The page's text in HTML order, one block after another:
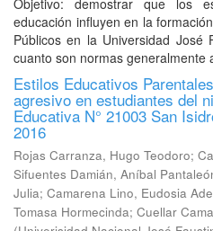
Objetivo: demostrar que los
educación influyen en la
Públicos en la Universidad José
cuanto son normas generalmente
Estilos Educativos
agresivo en estudiantes del
Educativa N° 21003 San
2016
Rojas Carranza, Hugo Teodoro;
Sifuentes Damián, Aníbal
Julia; Camarena Lino, Eudosia
Tomasa Hormecinda; Cuellar